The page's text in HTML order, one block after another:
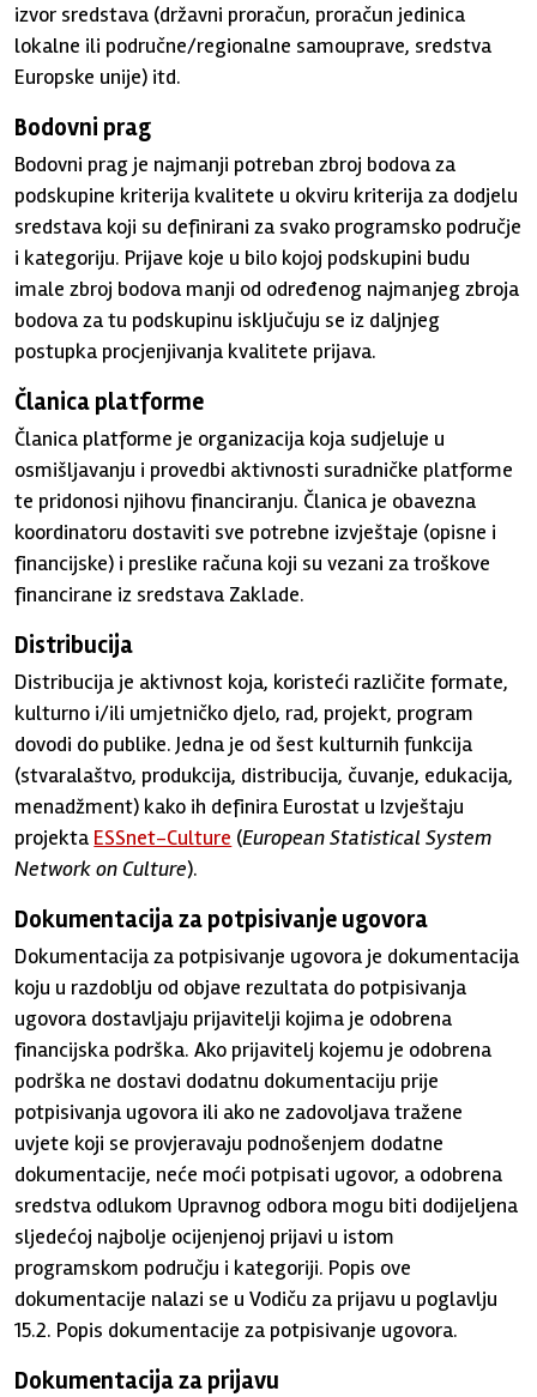
izvor sredstava (državni proračun, proračun jedinica
lokalne ili područne/regionalne samouprave, sredstva
Europske unije) itd.
Bodovni prag
Bodovni prag je najmanji potreban zbroj bodova za
podskupine kriterija kvalitete u okviru kriterija za dodjelu
sredstava koji su definirani za svako programsko područje
i kategoriju. Prijave koje u bilo kojoj podskupini budu
imale zbroj bodova manji od određenog najmanjeg zbroja
bodova za tu podskupinu isključuju se iz daljnjeg
postupka procjenjivanja kvalitete prijava.
Članica platforme
Članica platforme je organizacija koja sudjeluje u
osmišljavanju i provedbi aktivnosti suradničke platforme
te pridonosi njihovu financiranju. Članica je obavezna
koordinatoru dostaviti sve potrebne izvještaje (opisne i
financijske) i preslike računa koji su vezani za troškove
financirane iz sredstava Zaklade.
Distribucija
Distribucija je aktivnost koja, koristeći različite formate,
kulturno i/ili umjetničko djelo, rad, projekt, program
dovodi do publike. Jedna je od šest kulturnih funkcija
(stvaralaštvo, produkcija, distribucija, čuvanje, edukacija,
menadžment) kako ih definira Eurostat u Izvještaju
projekta ESSnet-Culture (European Statistical System
Network on Culture).
Dokumentacija za potpisivanje ugovora
Dokumentacija za potpisivanje ugovora je dokumentacija
koju u razdoblju od objave rezultata do potpisivanja
ugovora dostavljaju prijavitelji kojima je odobrena
financijska podrška. Ako prijavitelj kojemu je odobrena
podrška ne dostavi dodatnu dokumentaciju prije
potpisivanja ugovora ili ako ne zadovoljava tražene
uvjete koji se provjeravaju podnošenjem dodatne
dokumentacije, neće moći potpisati ugovor, a odobrena
sredstva odlukom Upravnog odbora mogu biti dodijeljena
sljedećoj najbolje ocijenjenoj prijavi u istom
programskom području i kategoriji. Popis ove
dokumentacije nalazi se u Vodiču za prijavu u poglavlju
15.2. Popis dokumentacije za potpisivanje ugovora.
Dokumentacija za prijavu